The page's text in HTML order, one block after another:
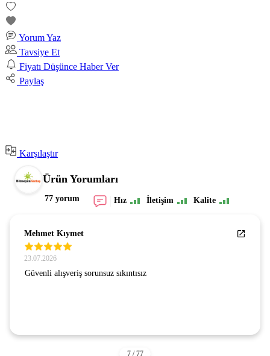
Yorum Yaz
Tavsiye Et
Fiyatı Düşünce Haber Ver
Paylaş
Karşılaştır
Ürün Yorumları
77 yorum Hız İletişim Kalite
Mehmet Kıymet
23.07.2026
Güvenli alışveriş sorunsuz sıkıntısız